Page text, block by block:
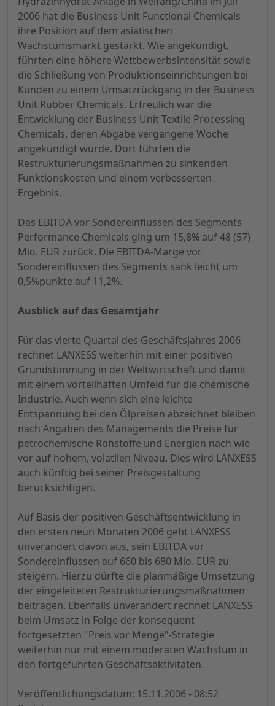
2006 hat die Business Unit Functional Chemicals
ihre Position auf dem asiatischen
Wachstumsmarkt gestärkt. Wie angekündigt,
führten eine höhere Wettbewerbsintensität sowie
die Schließung von Produktionseinrichtungen bei
Kunden zu einem Umsatzrückgang in der Business
Unit Rubber Chemicals. Erfreulich war die
Entwicklung der Business Unit Textile Processing
Chemicals, deren Abgabe vergangene Woche
angekündigt wurde. Dort führten die
Restrukturierungsmaßnahmen zu sinkenden
Funktionskosten und einem verbesserten
Ergebnis.
Das EBITDA vor Sondereinflüssen des Segments
Performance Chemicals ging um 15,8% auf 48 (57)
Mio. EUR zurück. Die EBITDA-Marge vor
Sondereinflüssen des Segments sank leicht um
0,5%punkte auf 11,2%.
Ausblick auf das Gesamtjahr
Für das vierte Quartal des Geschäftsjahres 2006
rechnet LANXESS weiterhin mit einer positiven
Grundstimmung in der Weltwirtschaft und damit
mit einem vorteilhaften Umfeld für die chemische
Industrie. Auch wenn sich eine leichte
Entspannung bei den Ölpreisen abzeichnet bleiben
nach Angaben des Managements die Preise für
petrochemische Rohstoffe und Energien nach wie
vor auf hohem, volatilen Niveau. Dies wird LANXESS
auch künftig bei seiner Preisgestaltung
berücksichtigen.
Auf Basis der positiven Geschäftsentwicklung in
den ersten neun Monaten 2006 geht LANXESS
unverändert davon aus, sein EBITDA vor
Sondereinflüssen auf 660 bis 680 Mio. EUR zu
steigern. Hierzu dürfte die planmäßige Umsetzung
der eingeleiteten Restrukturierungsmaßnahmen
beitragen. Ebenfalls unverändert rechnet LANXESS
beim Umsatz in Folge der konsequent
fortgesetzten "Preis vor Menge"-Strategie
weiterhin nur mit einem moderaten Wachstum in
den fortgeführten Geschäftsaktivitäten.
Veröffentlichungsdatum: 15.11.2006 - 08:52